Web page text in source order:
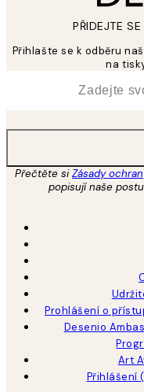
PŘIDEJTE
Přihlašte se k odběru
na
Přečtěte siZásady
popisují naše
Prohlášení o
Desenio
Art
Přihlášení